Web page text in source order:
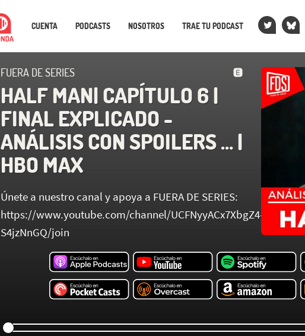
CUENTA PODCASTS NOSOTROS TRAE TU PODCAST
FUERA DE SERIES
HALF MAN| CAPÍTULO 6 |
FINAL EXPLICADO -
ANÁLISIS CON SPOILERS … |
HBO MAX
Únete a nuestro canal y apoya a FUERA DE SERIES:
https://www.youtube.com/channel/UCFNyyACx7XbgZ4-
S4jzNnGQ/join